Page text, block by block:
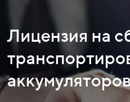
Лицензия на